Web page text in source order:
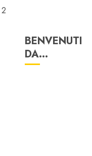
BENVENUTI
DA…